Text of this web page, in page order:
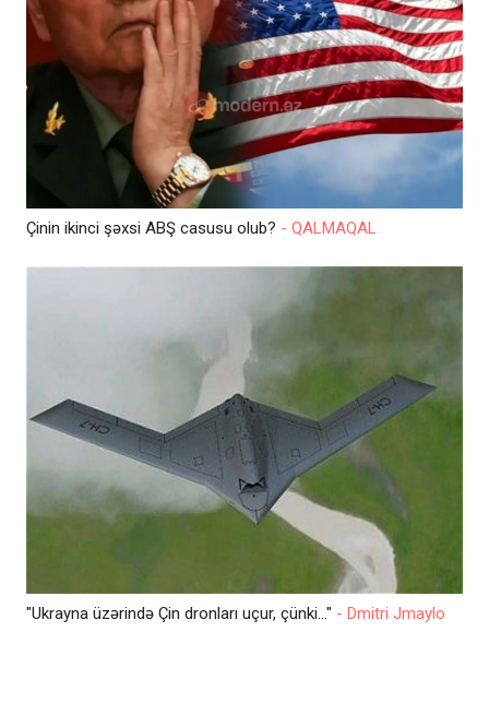
Çinin ikinci şəxsi ABŞ casusu olub? - QALMAQAL
"Ukrayna üzərində Çin dronları uçur, çünki..." - Dmitri Jmaylo